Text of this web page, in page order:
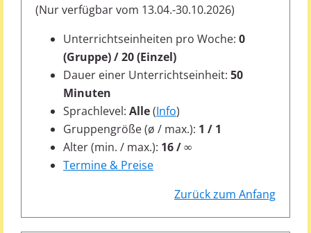
(Nur verfügbar vom 13.04.-30.10.2026)
Unterrichtseinheiten pro Woche: 0
(Gruppe) / 20 (Einzel)
Dauer einer Unterrichtseinheit: 50
Minuten
Sprachlevel: Alle(Info)
Gruppengröße (ø / max.): 1 / 1
Alter (min. / max.): 16 / ∞
Termine & Preise
Zurück zum Anfang